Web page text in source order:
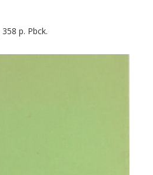
p. Pbck.